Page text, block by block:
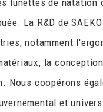
La R&D de
notamment
la conception
Nous coopérons
et